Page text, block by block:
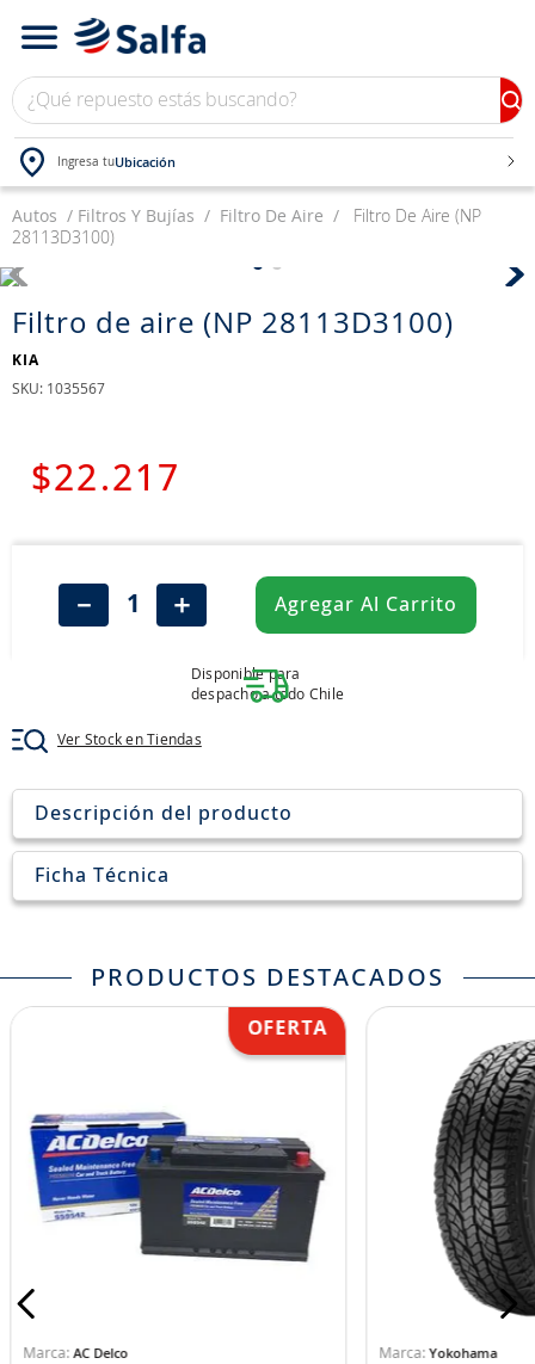
¿Qué repuesto estás buscando?
Ingresa tuUbicación
Autos Filtros Y Bujías Filtro De Aire
Filtro De Aire (NP
28113D3100)
Filtro de aire (NP 28113D3100)
KIA
: 1035567
$22 .217
＋
－ Agregar Al Carrito
Disponible para
despacho a todo Chile
Ver Stock en Tiendas
Descripción del producto
Ficha Técnica
PRODUCTOS DESTACADOS
AC Delco Yokohama
TÉRMINOS MÁS BUSCADOS
3 .
westlake
4 .
yokohama
6.
215
8.
john deere
aceite
jockey john deere